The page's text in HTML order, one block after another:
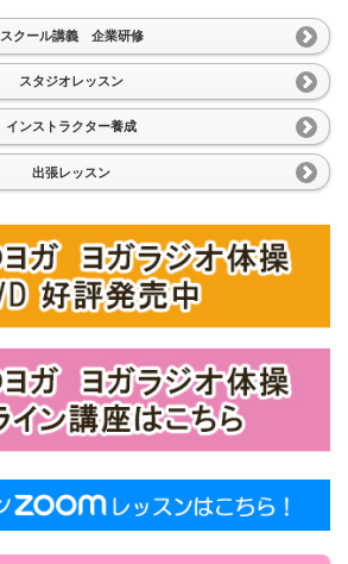
スクール講義 企業研修
スタジオレッスン
インストラクター養成
出張レッスン